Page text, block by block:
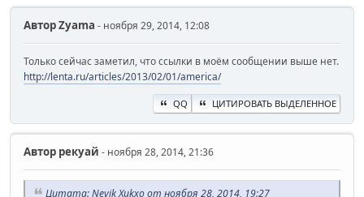
АвторZyama - ноября 29, 2014, 12:08
Только сейчас заметил, что ссылки в моём сообщении выше нет.
http://lenta.ru/articles/2013/02/01/america/
QQ ЦИТИРОВАТЬ ВЫДЕЛЕННОЕ
Автор рекуай - ноября 28, 2014, 21:36
Цитата: Nevik Xukxo от ноября 28, 2014, 19:27